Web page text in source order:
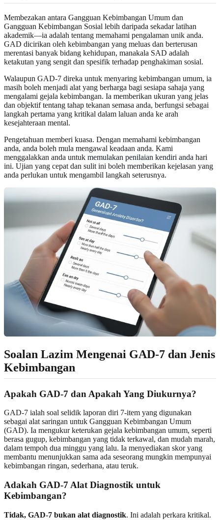
Membezakan antara Gangguan Kebimbangan Umum dan
Gangguan Kebimbangan Sosial lebih daripada sekadar latihan
akademik—ia adalah tentang memahami pengalaman unik anda.
GAD dicirikan oleh kebimbangan yang meluas dan berterusan
merentasi banyak bidang kehidupan, manakala SAD adalah
ketakutan yang sengit dan spesifik terhadap penghakiman sosial.
Walaupun GAD-7 direka untuk menyaring kebimbangan umum, ia
masih boleh menjadi alat yang berharga bagi sesiapa sahaja yang
mengalami gejala kebimbangan. Ia memberikan ukuran yang jelas
dan objektif tentang tahap tekanan semasa anda, berfungsi sebagai
langkah pertama yang kritikal dalam laluan anda ke arah
kesejahteraan mental.
Pengetahuan memberi kuasa. Dengan memahami kebimbangan
anda, anda boleh mula mengawal keadaan anda. Kami
menggalakkan anda untuk memulakan penilaian kendiri anda hari
ini. Ujian yang cepat dan sulit ini boleh memberikan kejelasan yang
anda perlukan untuk mengambil langkah seterusnya.
Soalan Lazim Mengenai GAD-7 dan Jenis
Kebimbangan
Apakah GAD-7 dan Apakah Yang Diukurnya?
GAD-7 ialah soal selidik laporan diri 7-item yang digunakan
sebagai alat saringan untuk Gangguan Kebimbangan Umum
(GAD). Ia mengukur keterukan gejala kebimbangan umum, seperti
berasa gugup, kebimbangan yang tidak terkawal, dan mudah marah,
dalam tempoh dua minggu yang lalu. Ia menyediakan skor yang
membantu menunjukkan sama ada seseorang mungkin mempunyai
kebimbangan ringan, sederhana, atau teruk.
Adakah GAD-7 Alat Diagnostik untuk
Kebimbangan?
Tidak, GAD-7 bukan alat diagnostik. Ini adalah perkara kritikal.